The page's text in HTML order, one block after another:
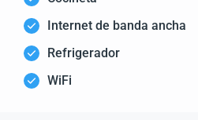
Internet de banda ancha
Refrigerador
WiFi